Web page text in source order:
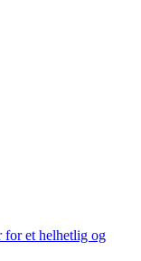
for et helhetlig og